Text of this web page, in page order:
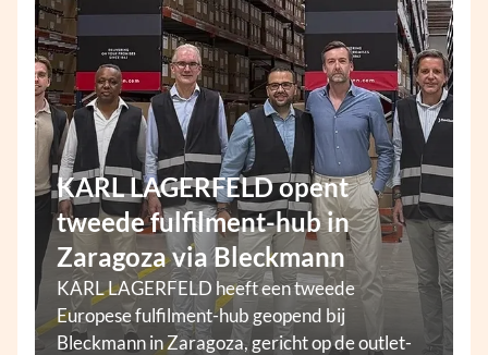
KARL LAGERFELD opent
tweede fulfilment-hub in
Zaragoza via Bleckmann
KARL LAGERFELD heeft een tweede
Europese fulfilment-hub geopend bij
Bleckmann in Zaragoza, gericht op de outlet-